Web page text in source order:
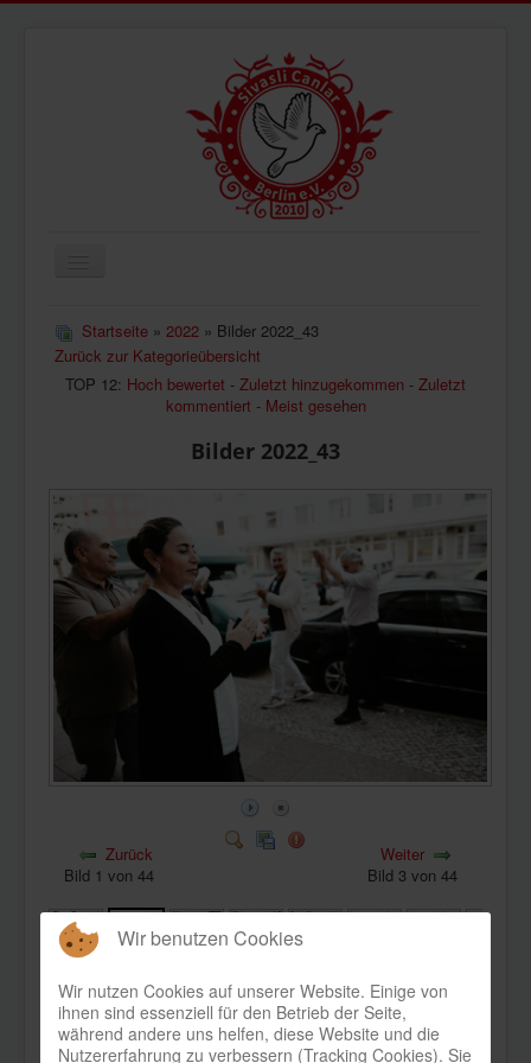
ÜBERUNS
AKTUELLES
DATENSCHUTZ
KONTAKT
Startseite » 2022 » Bilder 2022_43
Zurück zur Kategorieübersicht
TOP 12: Hoch bewertet - Zuletzt hinzugekommen - Zuletzt
kommentiert - Meist gesehen
Bilder 2022_43
Zurück
Bild 1 von 44
Weiter
Bild 3 von 44
Bild-Informationen
Wir benutzen Cookies
Wir nutzen Cookies auf unserer Website. Einige von
ihnen sind essenziell für den Betrieb der Seite,
während andere uns helfen, diese Website und die
Nutzererfahrung zu verbessern (Tracking Cookies). Sie